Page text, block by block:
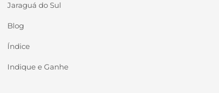
Jaraguá do Sul
Blog
Índice
Indique e Ganhe